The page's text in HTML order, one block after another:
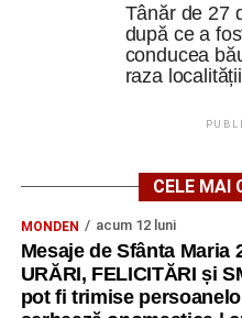
Tânăr de 27
după ce a
conducea
raza
CELE MAI
MONDEN acum 12 luni
Mesaje de Sfânta Maria
URĂRI, FELICITĂRI și
pot fi trimise